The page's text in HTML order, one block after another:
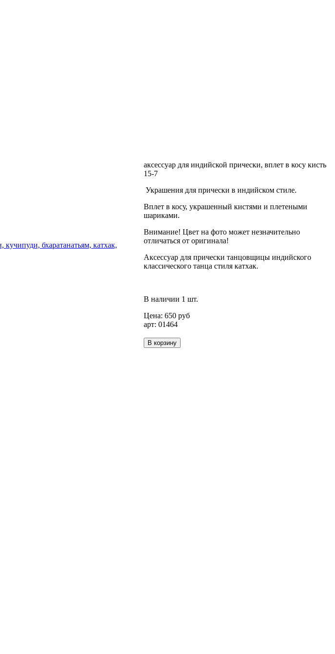
аксессуар для индийской прически, вплет в косу кисть
15-7
Украшения для прически в индийском стиле.
Вплет в косу, украшенный кистями и плетеными
шариками.
Внимание! Цвет на фото может незначительно
отличаться от оригинала!
Аксессуар для прически танцовщицы индийского
классического танца стиля катхак.
В наличии 1 шт.
Цена: 650 руб
арт: 01464
В корзину